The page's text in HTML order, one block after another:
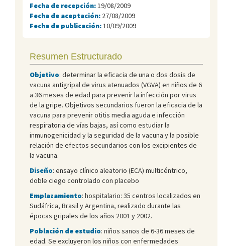
Fecha de recepción: 19/08/2009
Fecha de aceptación: 27/08/2009
Fecha de publicación: 10/09/2009
Resumen Estructurado
Objetivo: determinar la eficacia de una o dos dosis de
vacuna antigripal de virus atenuados (VGVA) en niños de 6
a 36 meses de edad para prevenir la infección por virus
de la gripe. Objetivos secundarios fueron la eficacia de la
vacuna para prevenir otitis media aguda e infección
respiratoria de vías bajas, así como estudiar la
inmunogenicidad y la seguridad de la vacuna y la posible
relación de efectos secundarios con los excipientes de
la vacuna.
Diseño: ensayo clínico aleatorio (ECA) multicéntrico,
doble ciego controlado con placebo
Emplazamiento: hospitalario: 35 centros localizados en
Sudáfrica, Brasil y Argentina, realizado durante las
épocas gripales de los años 2001 y 2002.
Población de estudio: niños sanos de 6-36 meses de
edad. Se excluyeron los niños con enfermedades